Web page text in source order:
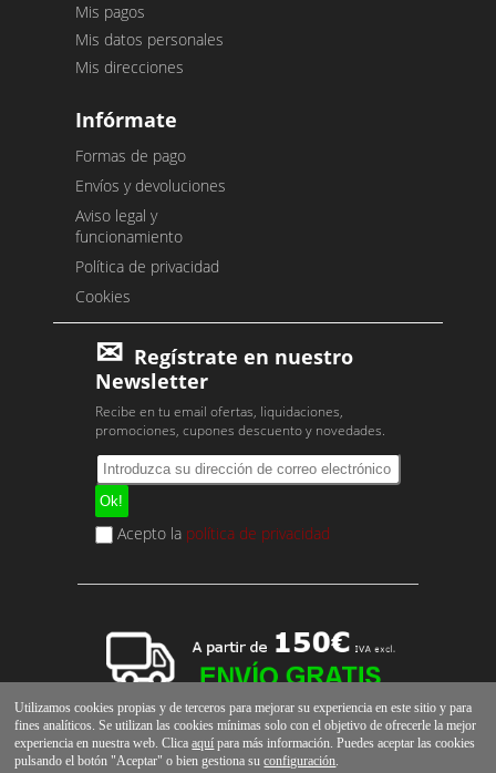
Mis pagos
Mis datos personales
Mis direcciones
Infórmate
Formas de pago
Envíos y devoluciones
Aviso legal y
funcionamiento
Política de privacidad
Cookies
Regístrate en nuestro
Newsletter
Recibe en tu email ofertas, liquidaciones,
promociones, cupones descuento y novedades.
Acepto la política de privacidad
Utilizamos cookies propias y de terceros para mejorar su experiencia en este sitio y para
fines analíticos. Se utilizan las cookies mínimas solo con el objetivo de ofrecerle la mejor
experiencia en nuestra web. Clicaaquí para más información. Puedes aceptar las cookies
pulsando el botón "Aceptar" o bien gestiona suconfiguración.